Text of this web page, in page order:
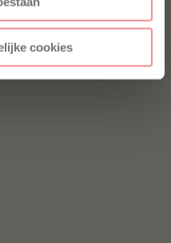
cookies
Home Made Texas style
(41)